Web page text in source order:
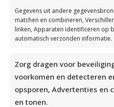
Gegevens uit andere
matchen en combineren,
linken, Apparaten identificeren op
automatisch verzonden informatie.
Zorg dragen voor
voorkomen en detecteren
opsporen, Advertenties en
en tonen.